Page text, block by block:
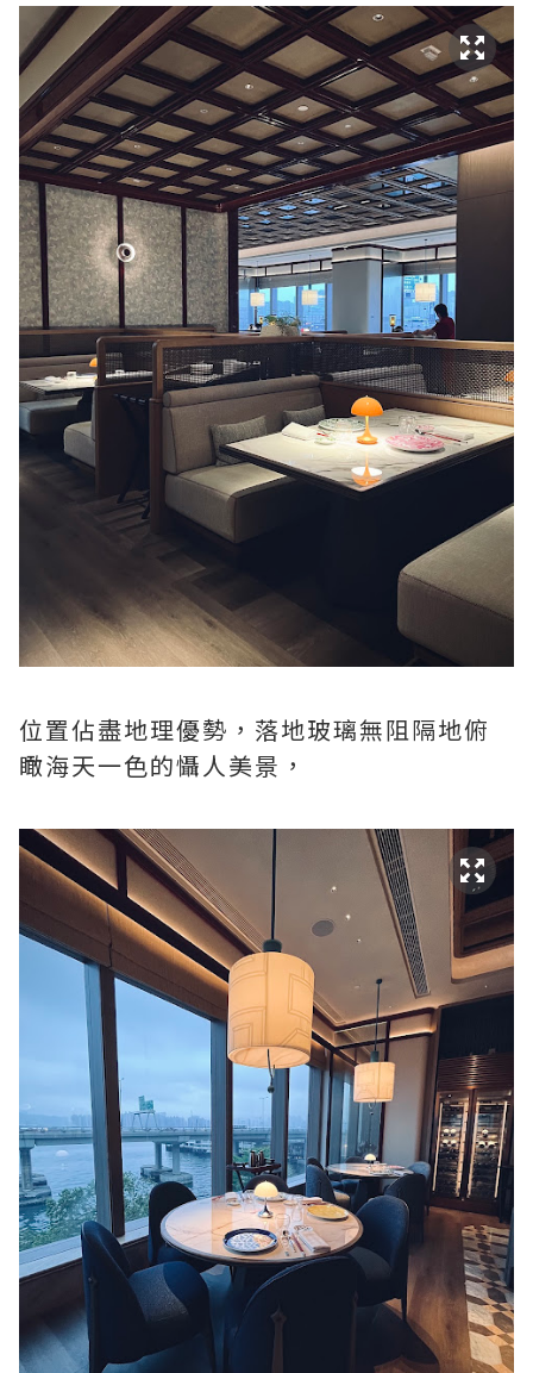
位置佔盡地理優勢，落地玻璃無阻隔地俯
瞰海天一色的懾人美景，